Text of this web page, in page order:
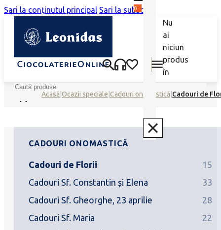
Sari la conținutul principal Sari la subsol
0
Nu
ai
niciun
produs
în
coș.
Caută
Acasă Ocazii speciale Cadouri onomastică Cadouri de
CADOURI ONOMASTICĂ
Cadouri de Florii
15
Cadouri Sf. Constantin și Elena
33
Cadouri Sf. Gheorghe, 23 aprilie
28
Cadouri Sf. Maria
22